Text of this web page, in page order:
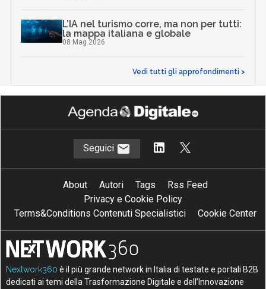
L’IA nel turismo corre, ma non per tutti:
la mappa italiana e globale
08 Mag 2026
Vedi tutti gli approfondimenti >
Seguici
About Autori Tags
Rss Feed
Privacy e Cookie Policy
Terms&Conditions Contenuti Specialistici
Cookie Center
Nextwork360 è il più grande network in Italia di testate e portali B2B
dedicati ai temi della Trasformazione Digitale e dell’Innovazione